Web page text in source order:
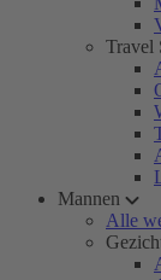
Travel
Mannen
Alle